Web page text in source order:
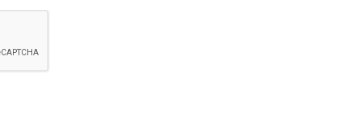
Написать в MAX